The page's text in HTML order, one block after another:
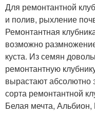
Для ремонтантной
и полив, рыхление
Ремонтантная
возможно
куста. Из семян
ремонтантную
вырастают
сорта ремонтантной
Белая мечта,